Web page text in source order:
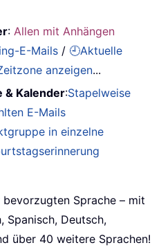
: Allen mit Anhängen
E-Mails / 🕘Aktuelle
anzeigen...
& Kalender:Stapelweise
E-Mails
in einzelne
Sprache – mit
Spanisch, Deutsch,
über 40 weitere Sprachen!